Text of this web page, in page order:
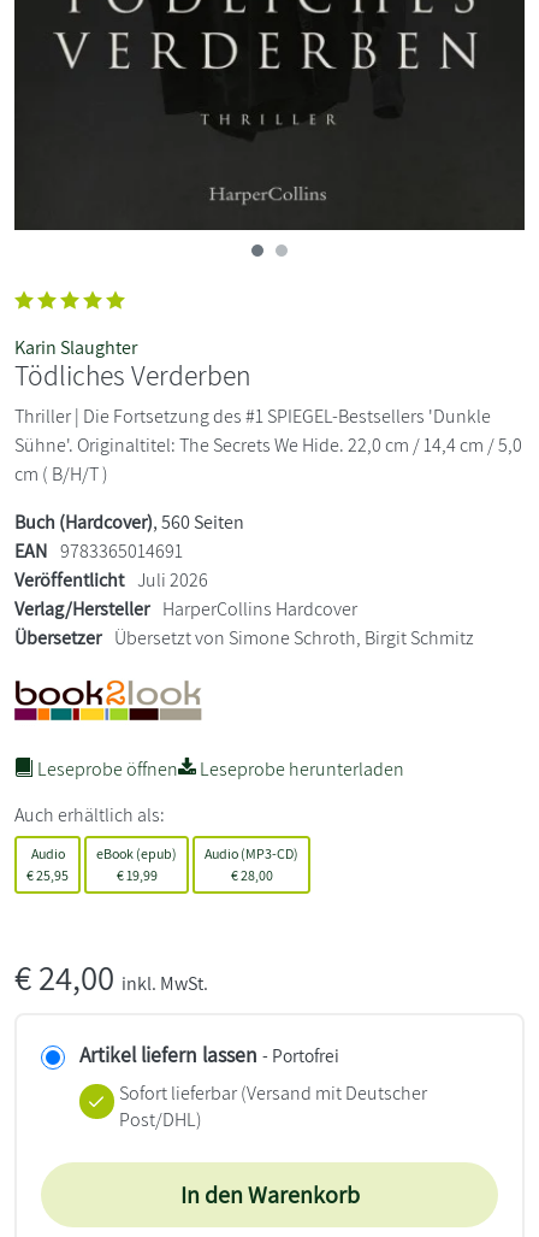
Karin Slaughter
Tödliches Verderben
Thriller | Die Fortsetzung des #1 SPIEGEL-Bestsellers 'Dunkle
Sühne'. Originaltitel: The Secrets We Hide. 22,0 cm / 14,4 cm / 5,0
cm ( B/H/T )
Buch (Hardcover), 560 Seiten
EAN 9783365014691
Veröffentlicht Juli 2026
Verlag/Hersteller HarperCollins Hardcover
Übersetzer Übersetzt von Simone Schroth, Birgit Schmitz
Leseprobe öffnen
Leseprobe herunterladen
Auch erhältlich als:
Audio
€25,95
eBook (epub)
€19,99
Audio (MP3-CD)
€28,00
€24,00 inkl. MwSt.
Artikel liefern lassen - Portofrei
Sofort lieferbar(Versand mit Deutscher
Post/DHL)
In den Warenkorb